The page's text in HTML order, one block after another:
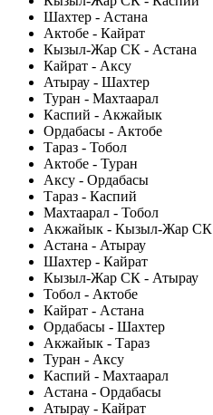
Шахтер - Астана
Актобе - Кайрат
Кызыл-Жар СК - Астана
Кайрат - Аксу
Атырау - Шахтер
Туран - Махтаарал
Каспий - Акжайык
Ордабасы - Актобе
Тараз - Тобол
Актобе - Туран
Аксу - Ордабасы
Тараз - Каспий
Махтаарал - Тобол
Акжайык - Кызыл-Жар СК
Астана - Атырау
Шахтер - Кайрат
Кызыл-Жар СК - Атырау
Тобол - Актобе
Кайрат - Астана
Ордабасы - Шахтер
Акжайык - Тараз
Туран - Аксу
Каспий - Махтаарал
Астана - Ордабасы
Атырау - Кайрат